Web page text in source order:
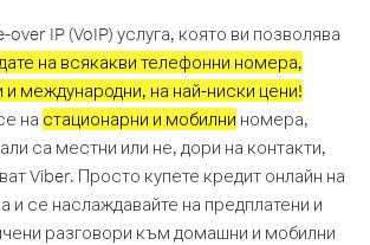
IP (VoIP) услуга, която ви позволява
на всякакви телефонни номера,
и международни, на най-ниски цени!
на стационарни и мобилни номера,
са местни или не, дори на контакти,
Viber. Просто купете кредит онлайн на
и се наслаждавайте на предплатени и
разговори към домашни и мобилни